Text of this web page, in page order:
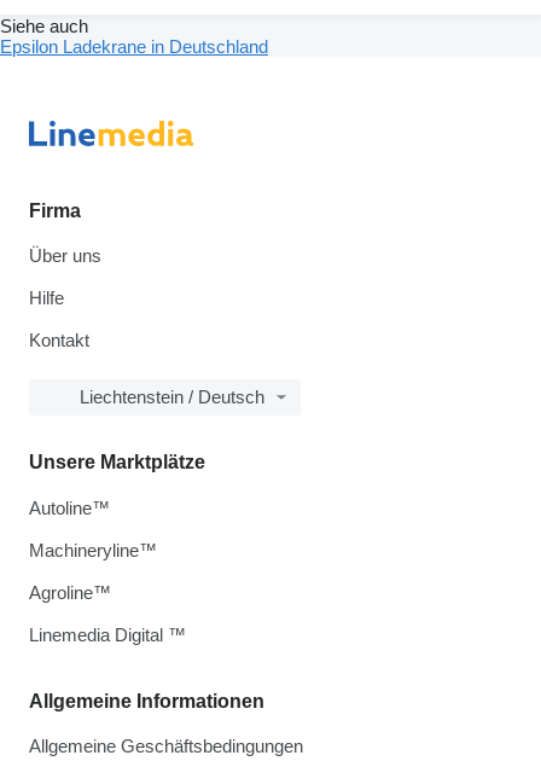
Siehe auch
Epsilon Ladekrane in Deutschland
Firma
Über uns
Hilfe
Kontakt
Liechtenstein / Deutsch
Allgemeine Informationen
Allgemeine Geschäftsbedingungen
Unsere Marktplätze
Autoline™
Machineryline™
Agroline™
Linemedia Digital ™